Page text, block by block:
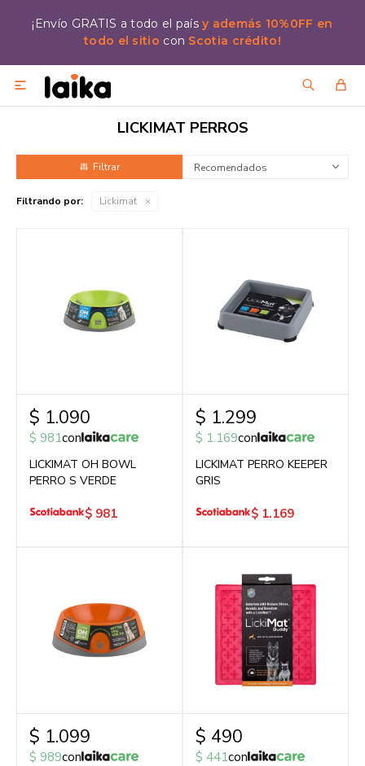
¡Envío GRATIS a todo el paísy además 10%0FF en
todo el sitio con Scotia crédito!

LICKIMAT PERROS
Recomendados
Filtrando por: Lickimat
$ 1.090
$ 981con
LICKIMAT OH BOWL
PERRO S VERDE
$ 981
$ 1.299
$ 1.169con
LICKIMAT PERRO KEEPER
GRIS
$ 1.169
$ 1.099
$ 989con
$ 490
$ 441con